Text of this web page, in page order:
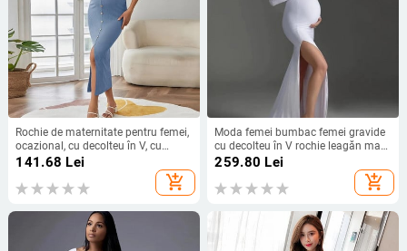
Rochie de maternitate pentru femei,
ocazional, cu decolteu în V, cu
bretele spaghete, fără mâneci,
rochie albastră, pentru haine de
sarcină
141.68 Lei
add_shopping_cart
Moda femei bumbac femei gravide
cu decolteu în V rochie leagăn mare
rochie lungă rochie gravidă de
maternitate pentru ședință foto
259.80 Lei
add_shopping_cart